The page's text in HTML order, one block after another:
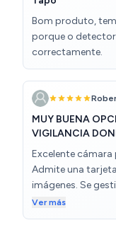
Sin duda alguna
software que
e intuitivo, con
configurar horario
sensor de
El manual y
experiencia
he comprado os
que satisfecho
compra cuando
caso de mi amigo,
quiere otra que no
wifi para extender
Bom produto,
porque o
correctamente.
MUY BUENA
VIGILANCIA
Excelente
Admite una
imágenes. Se
buena definición
gestionar, led,
Ver más